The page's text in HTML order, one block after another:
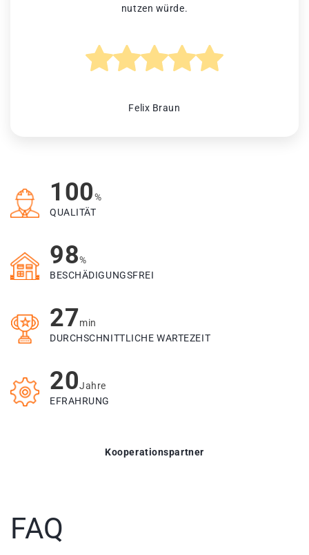
nutzen würde.
Felix Braun
100%
QUALITÄT
98%
BESCHÄDIGUNGSFREI
27min
DURCHSCHNITTLICHE WARTEZEIT
20Jahre
EFRAHRUNG
Kooperationspartner
FAQ